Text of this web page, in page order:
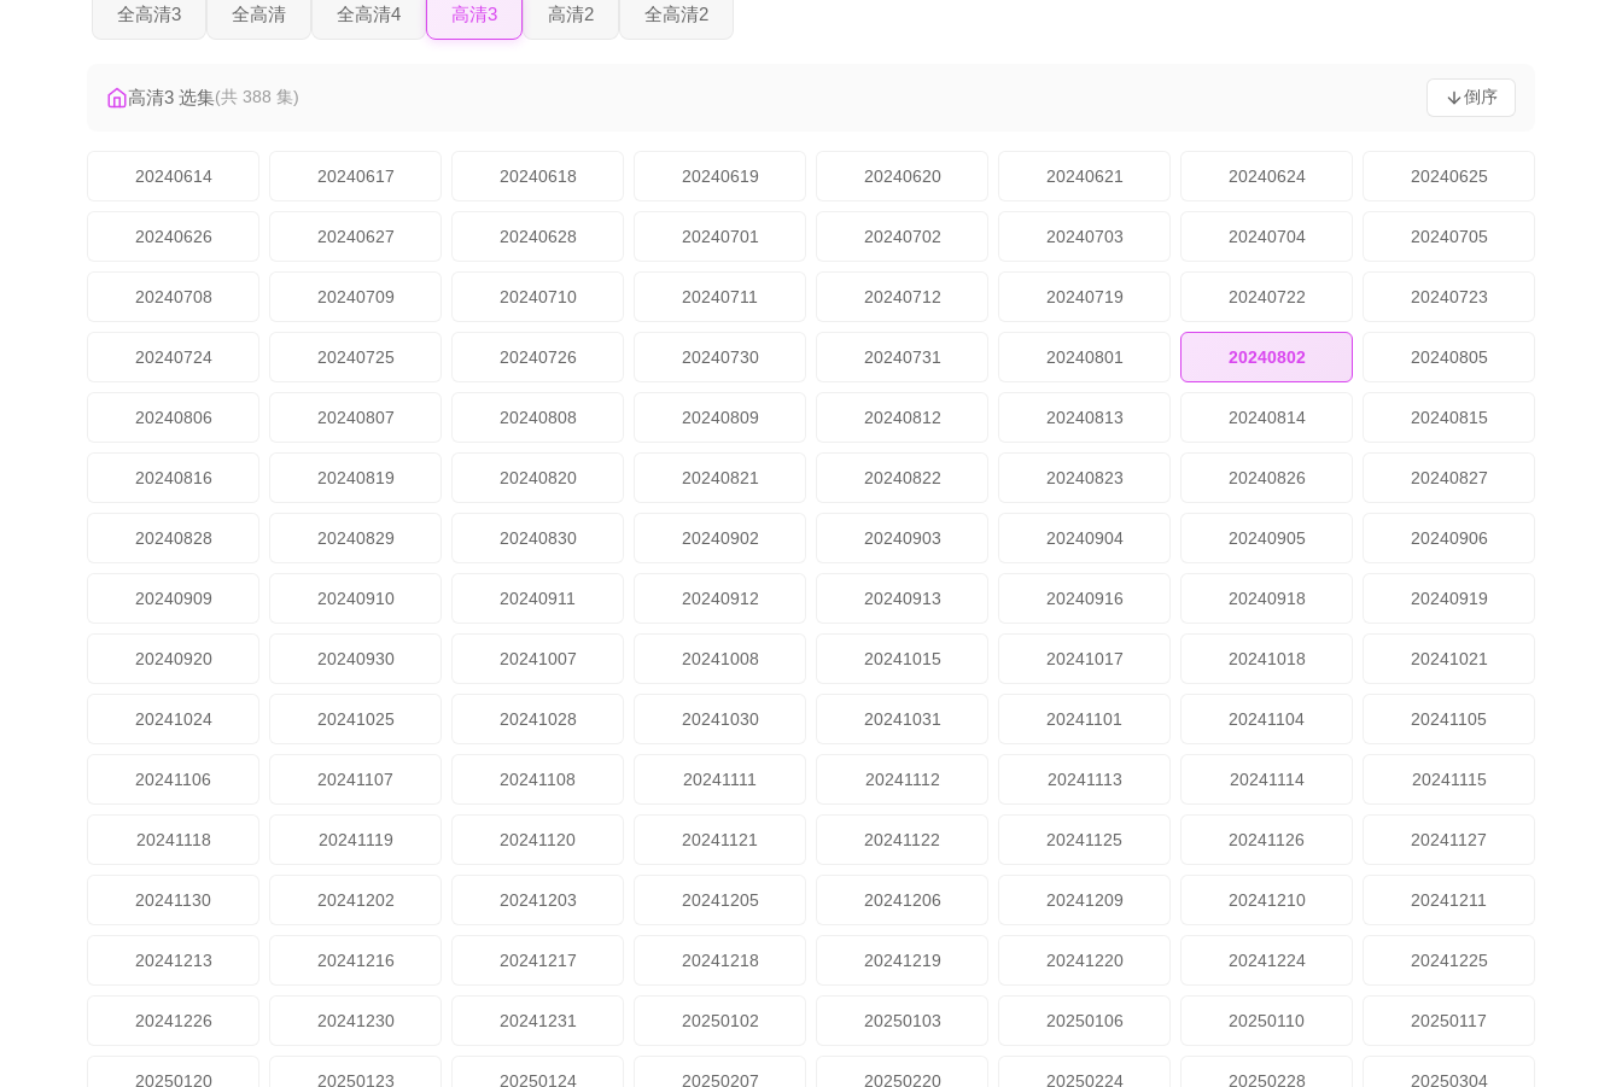
全高清3 全高清 全高清4 高清3 高清2 全高清2
高清3 选集(共 388 集) 倒序
20240614 20240617 20240618 20240619 20240620 20240621 20240624 20240625
20240626 20240627 20240628 20240701 20240702 20240703 20240704 20240705
20240708 20240709 20240710 20240711 20240712 20240719 20240722 20240723
20240724 20240725 20240726 20240730 20240731 20240801 20240802 20240805
20240806 20240807 20240808 20240809 20240812 20240813 20240814 20240815
20240816 20240819 20240820 20240821 20240822 20240823 20240826 20240827
20240828 20240829 20240830 20240902 20240903 20240904 20240905 20240906
20240909 20240910 20240911 20240912 20240913 20240916 20240918 20240919
20240920 20240930 20241007 20241008 20241015 20241017 20241018 20241021
20241024 20241025 20241028 20241030 20241031 20241101 20241104 20241105
20241106 20241107 20241108 20241111 20241112 20241113 20241114 20241115
20241118 20241119 20241120 20241121 20241122 20241125 20241126 20241127
20241130 20241202 20241203 20241205 20241206 20241209 20241210 20241211
20241213 20241216 20241217 20241218 20241219 20241220 20241224 20241225
20241226 20241230 20241231 20250102 20250103 20250106 20250110 20250117
20250120 20250123 20250124 20250207 20250220 20250224 20250228 20250304